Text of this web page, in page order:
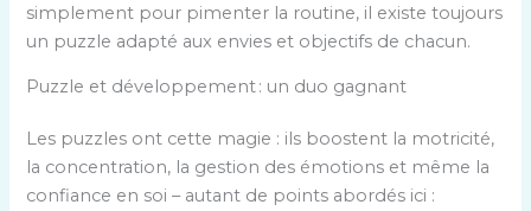
simplement pour pimenter la routine, il existe toujours
un puzzle adapté aux envies et objectifs de chacun.
Puzzle et développement : un duo gagnant
Les puzzles ont cette magie : ils boostent la motricité,
la concentration, la gestion des émotions et même la
confiance en soi – autant de points abordés ici :